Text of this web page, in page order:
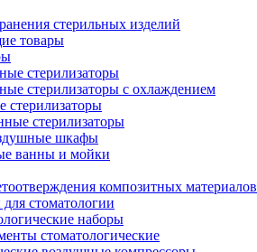
стерильных изделий
товары
стерилизаторы
стерилизаторы с охлаждением
стерилизаторы
стерилизаторы
шкафы
ванны и мойки
композитных материалов
стоматологии
наборы
стоматологические